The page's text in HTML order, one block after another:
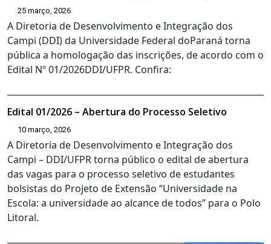
25 março, 2026
A Diretoria de Desenvolvimento e Integração dos
Campi (DDI) da Universidade Federal doParaná torna
pública a homologação das inscrições, de acordo com o
Edital Nº 01/2026DDI/UFPR. Confira:
Edital 01/2026 – Abertura do Processo Seletivo
10 março, 2026
A Diretoria de Desenvolvimento e Integração dos
Campi – DDI/UFPR torna público o edital de abertura
das vagas para o processo seletivo de estudantes
bolsistas do Projeto de Extensão “Universidade na
Escola: a universidade ao alcance de todos” para o Polo
Litoral.